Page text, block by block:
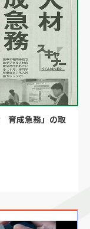
育成急務」の取